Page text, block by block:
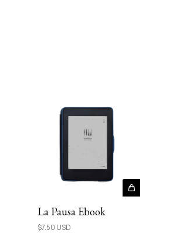
La Pausa Ebook
$7.50 USD